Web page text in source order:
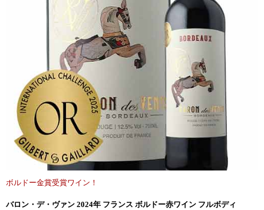
ボルドー金賞受賞ワイン！
バロン・デ・ヴァン 2024年 フランス ボルドー赤ワイン フルボディ